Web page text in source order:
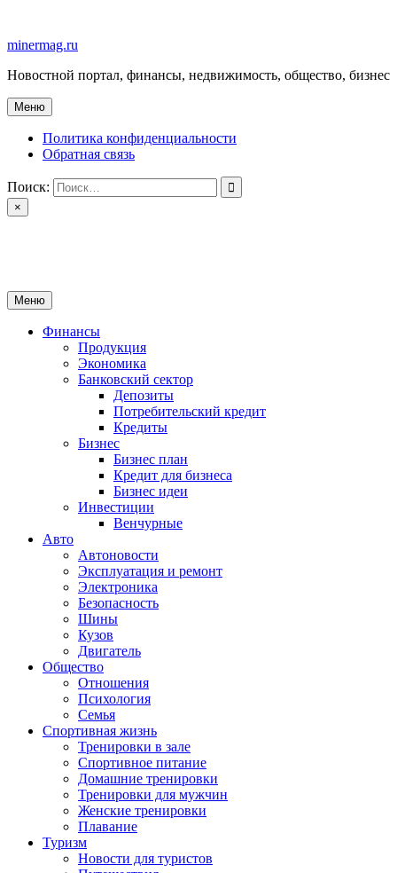
содержимому
minermag.ru
Новостной портал, финансы, недвижимость, общество, бизнес
Меню
Политика конфиденциальности
Обратная связь
Поиск:
×
Меню
Финансы
Продукция
Экономика
Банковский сектор
Депозиты
Потребительский кредит
Кредиты
Бизнес
Бизнес план
Кредит для бизнеса
Бизнес идеи
Инвестиции
Венчурные
Авто
Автоновости
Эксплуатация и ремонт
Электроника
Безопасность
Шины
Кузов
Двигатель
Общество
Отношения
Психология
Семья
Спортивная жизнь
Тренировки в зале
Спортивное питание
Домашние тренировки
Тренировки для мужчин
Женские тренировки
Плавание
Туризм
Новости для туристов